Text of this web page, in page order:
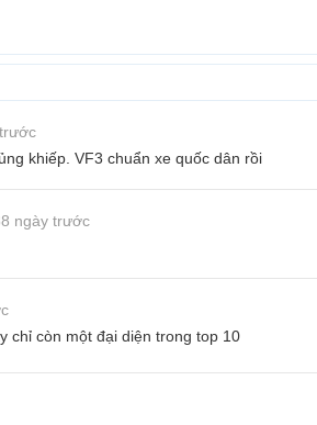
khiếp. VF3 chuẩn xe quốc dân rồi
ngày trước
chỉ còn một đại diện trong top 10